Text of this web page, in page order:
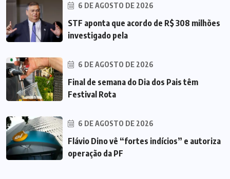
6 DE AGOSTO DE 2026
STF aponta que acordo de R$ 308 milhões
investigado pela
6 DE AGOSTO DE 2026
Final de semana do Dia dos Pais têm
Festival Rota
6 DE AGOSTO DE 2026
Flávio Dino vê “fortes indícios” e autoriza
operação da PF